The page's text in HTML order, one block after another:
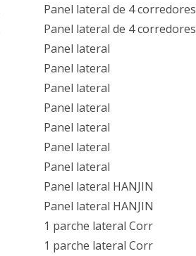
Panel lateral de 4 corredores
Panel lateral de 4 corredores
Panel lateral
Panel lateral
Panel lateral
Panel lateral
Panel lateral
Panel lateral
Panel lateral
Panel lateral HANJIN
Panel lateral HANJIN
1 parche lateral Corr
1 parche lateral Corr